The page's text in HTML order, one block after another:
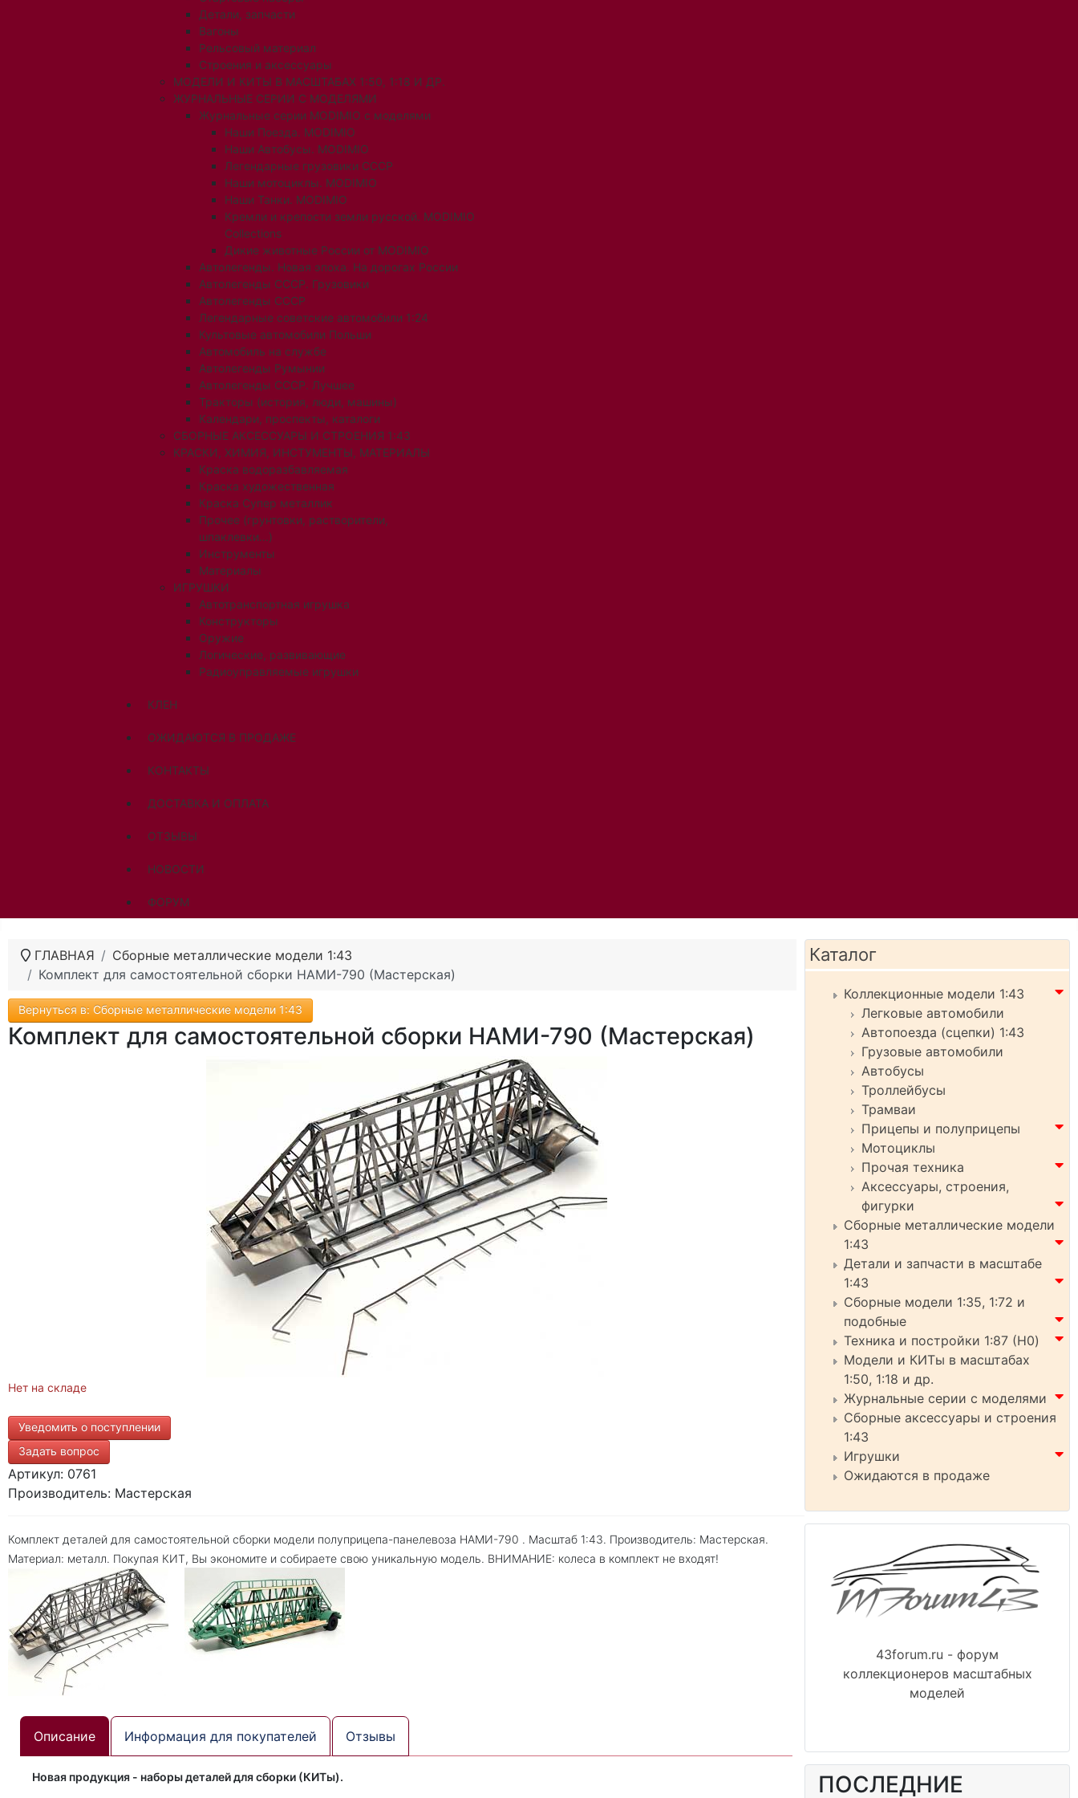
Детали, запчасти
Вагоны
Рельсовый материал
Строения и аксессуары
МОДЕЛИ И КИТЫ В МАСШТАБАХ 1:50, 1:18 И ДР.
ЖУРНАЛЬНЫЕ СЕРИИ С МОДЕЛЯМИ
Журнальные серии MODIMIO с моделями
Наши Поезда. MODIMIO
Наши Автобусы. MODIMIO
Легендарные грузовики СССР
Наши мотоциклы. MODIMIO
Наши Танки. MODIMIO
Кремли и крепости земли русской. MODIMIO
Collections
Дикие животные России от MODIMIO
Автолегенды. Новая эпоха. На дорогах России
Автолегенды СССР. Грузовики
Автолегенды СССР
Легендарные советские автомобили 1:24
Культовые автомобили Польши
Автомобиль на службе
Автолегенды Румынии
Автолегенды СССР. Лучшее
Тракторы (история, люди, машины)
Календари, проспекты, каталоги
СБОРНЫЕ АКСЕССУАРЫ И СТРОЕНИЯ 1:43
КРАСКИ, ХИМИЯ, ИНСТУМЕНТЫ, МАТЕРИАЛЫ
Краска водоразбавляемая
Краска художественная
Краска Супер металлик
Прочее (грунтовки, растворители,
шпаклевки...)
Инструменты
Материалы
ИГРУШКИ
Автотранспортная игрушка
Конструкторы
Оружие
Логические, развивающие
Радиоуправляемые игрушки
КЛЕН
ОЖИДАЮТСЯ В ПРОДАЖЕ
КОНТАКТЫ
ДОСТАВКА И ОПЛАТА
ОТЗЫВЫ
НОВОСТИ
ФОРУМ
ГЛАВНАЯ
Сборные металлические модели 1:43
Комплект для самостоятельной сборки НАМИ-790 (Мастерская)
Вернуться в: Сборные металлические модели 1:43
Комплект для самостоятельной сборки НАМИ-790 (Мастерская)
Нет на складе
Уведомить о поступлении
Задать вопрос
Артикул: 0761
Производитель: Мастерская
Комплект деталей для самостоятельной сборки модели полуприцепа-панелевоза НАМИ-790 . Масштаб 1:43. Производитель: Мастерская.
Материал: металл. Покупая КИТ, Вы экономите и собираете свою уникальную модель. ВНИМАНИЕ: колеса в комплект не входят!
Описание Информация для покупателей Отзывы
Новая продукция - наборы деталей для сборки (КИТы).
Каталог
Коллекционные модели 1:43
Легковые автомобили
Автопоезда (сцепки) 1:43
Грузовые автомобили
Автобусы
Троллейбусы
Трамваи
Прицепы и полуприцепы
Мотоциклы
Прочая техника
Аксессуары, строения,
фигурки
Сборные металлические модели
1:43
Детали и запчасти в масштабе
1:43
Сборные модели 1:35, 1:72 и
подобные
Техника и постройки 1:87 (H0)
Модели и КИТы в масштабах
1:50, 1:18 и др.
Журнальные серии с моделями
Сборные аксессуары и строения
1:43
Игрушки
Ожидаются в продаже
43forum.ru - форум
коллекционеров масштабных
моделей
ПОСЛЕДНИЕ